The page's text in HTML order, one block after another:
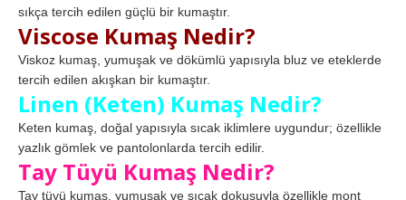
sıkça tercih edilen güçlü bir kumaştır.
Viscose Kumaş Nedir?
Viskoz kumaş, yumuşak ve dökümlü yapısıyla bluz ve eteklerde
tercih edilen akışkan bir kumaştır.
Linen (Keten) Kumaş Nedir?
Keten kumaş, doğal yapısıyla sıcak iklimlere uygundur; özellikle
yazlık gömlek ve pantolonlarda tercih edilir.
Tay Tüyü Kumaş Nedir?
Tay tüyü kumaş, yumuşak ve sıcak dokusuyla özellikle mont